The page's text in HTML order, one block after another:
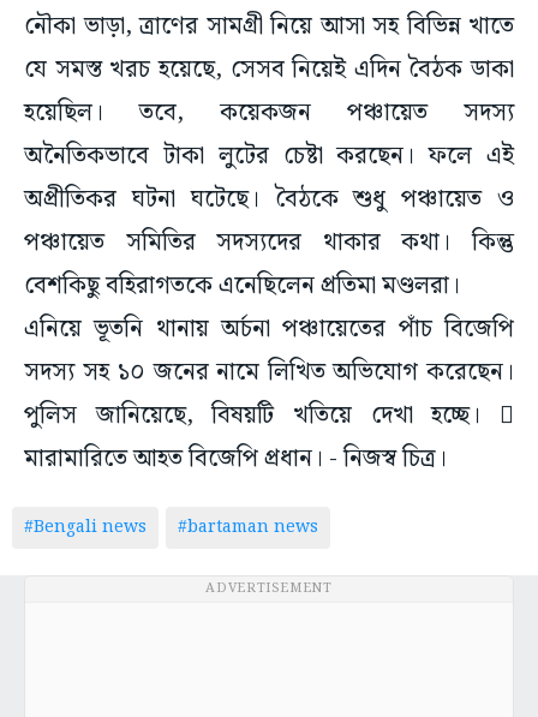
নৌকা ভাড়া, ত্রাণের সামগ্রী নিয়ে আসা সহ বিভিন্ন খাতে
যে সমস্ত খরচ হয়েছে, সেসব নিয়েই এদিন বৈঠক ডাকা
হয়েছিল। তবে, কয়েকজন পঞ্চায়েত সদস্য
অনৈতিকভাবে টাকা লুটের চেষ্টা করছেন। ফলে এই
অপ্রীতিকর ঘটনা ঘটেছে। বৈঠকে শুধু পঞ্চায়েত ও
পঞ্চায়েত সমিতির সদস্যদের থাকার কথা। কিন্তু
বেশকিছু বহিরাগতকে এনেছিলেন প্রতিমা মণ্ডলরা।
এনিয়ে ভূতনি থানায় অর্চনা পঞ্চায়েতের পাঁচ বিজেপি
সদস্য সহ ১০ জনের নামে লিখিত অভিযোগ করেছেন।
পুলিস জানিয়েছে, বিষয়টি খতিয়ে দেখা হচ্ছে। 
মারামারিতে আহত বিজেপি প্রধান। - নিজস্ব চিত্র।
#Bengali news #bartaman news
ADVERTISEMENT